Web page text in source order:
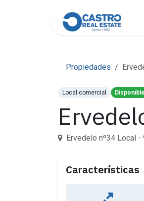
Propiedades
Local comercial Disponible
Ervedelo nº34 Local -
Características